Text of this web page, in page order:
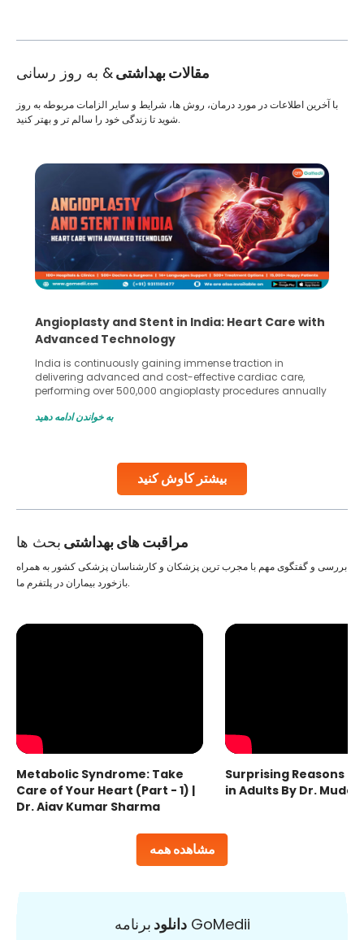
مقالات بهداشتی& به روز رسانی
بیشتر کاوش کنید
با آخرین اطلاعات در مورد درمان، روش ها، شرایط و سایر الزامات مربوطه به روز
شوید تا زندگی خود را سالم تر و بهتر کنید.
Angioplasty and Stent in India: Heart Care with
Advanced Technology
India is continuously gaining immense traction in
delivering advanced and cost-effective cardiac care,
performing over 500,000 angioplasty procedures annually
globe are searching for treatments like angioplasty and
Studies, such as one published
به خواندن ادامه دهید
مراقبت های بهداشتی بحث ها
مشاهده همه
بررسی و گفتگوی مهم با مجرب ترین پزشکان و کارشناسان پزشکی کشور به همراه
بازخورد بیماران در پلتفرم ما.
Metabolic Syndrome: Take
Care of Your Heart (Part - 1) |
Dr. Ajay Kumar Sharma
Surprising Reasons
in Adults By Dr.
دانلودبرنامه GoMedii